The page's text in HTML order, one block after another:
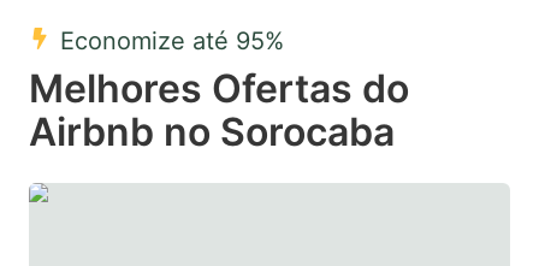
key
to
get
keyboard
to
get
the
keyboard
Economize até 95%
Melhores Ofertas do
Airbnb no Sorocaba